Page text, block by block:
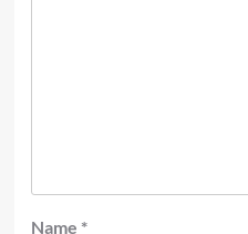
Name *